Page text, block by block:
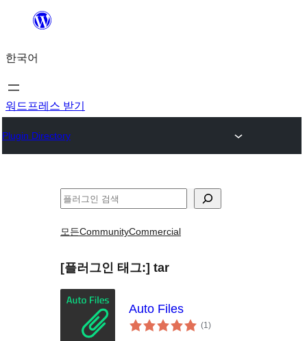
츠
로
바
가
한국어
워드프레스 받기
Plugin Directory
검
모든CommunityCommercial
[플러그인 태그:] tar
Auto Files
(1전
체)